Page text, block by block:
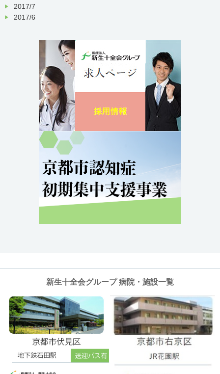
2017/7
2017/6
新生十全会グループ 病院・施設一覧